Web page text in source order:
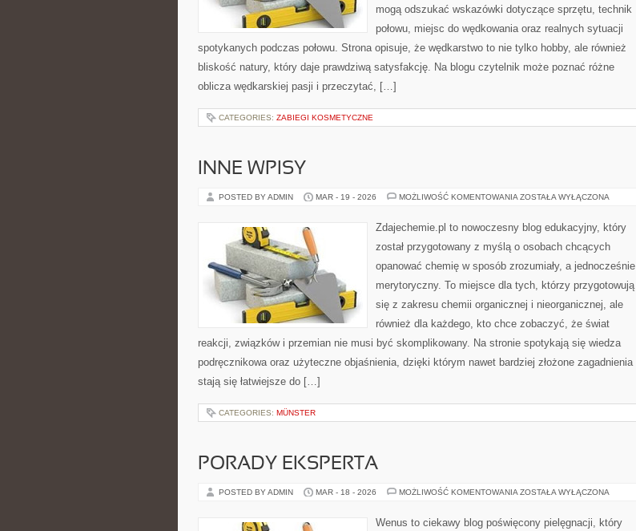
mogą odszukać wskazówki dotyczące sprzętu, technik
połowu, miejsc do wędkowania oraz realnych sytuacji
spotykanych podczas połowu. Strona opisuje, że wędkarstwo to nie tylko hobby, ale również
bliskość natury, który daje prawdziwą satysfakcję. Na blogu czytelnik może poznać różne
oblicza wędkarskiej pasji i przeczytać, […]
CATEGORIES: ZABIEGI KOSMETYCZNE
INNE WPISY
POSTED BY ADMIN MAR - 19 - 2026 MOŻLIWOŚĆ KOMENTOWANIA INNE
ZOSTAŁA WYŁĄCZONA
Zdajechemie.pl to nowoczesny blog edukacyjny, który
został przygotowany z myślą o osobach chcących
opanować chemię w sposób zrozumiały, a jednocześnie
merytoryczny. To miejsce dla tych, którzy przygotowują
się z zakresu chemii organicznej i nieorganicznej, ale
również dla każdego, kto chce zobaczyć, że świat
reakcji, związków i przemian nie musi być skomplikowany. Na stronie spotykają się wiedza
podręcznikowa oraz użyteczne objaśnienia, dzięki którym nawet bardziej złożone zagadnienia
stają się łatwiejsze do […]
CATEGORIES: MÜNSTER
PORADY EKSPERTA
POSTED BY ADMIN MAR - 18 - 2026 MOŻLIWOŚĆ KOMENTOWANIA PORADY
ZOSTAŁA WYŁĄCZONA
Wenus to ciekawy blog poświęcony pielęgnacji, który